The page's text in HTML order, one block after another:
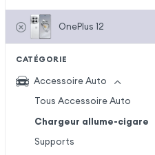
OnePlus 12
CATÉGORIE
Accessoire Auto
Tous Accessoire Auto
Chargeur allume-cigare
Supports